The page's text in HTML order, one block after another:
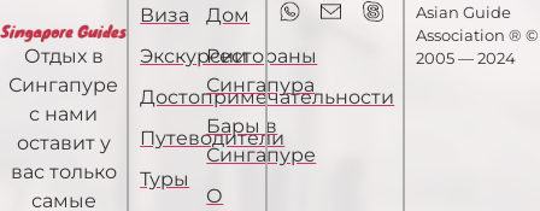
Отдых в
Сингапуре
с нами
оставит у
вас только
самые
Виза
Экскурсии
Достопримечательности
Путеводители
Туры
Дом
Рестораны
Сингапура
Бары в
Сингапуре
О
Asian Guide
Association ® ©
2005 — 2024